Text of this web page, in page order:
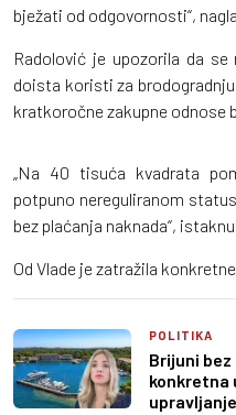
bježati od odgovornosti“,
Radolović je upozorila da
doista koristi za
kratkoročne zakupne odnose
„Na 40 tisuća kvadrata
potpuno nereguliranom
bez plaćanja naknada“,
Od Vlade je zatražila
POLITIKA
Brijuni
konkretna
upravljanje